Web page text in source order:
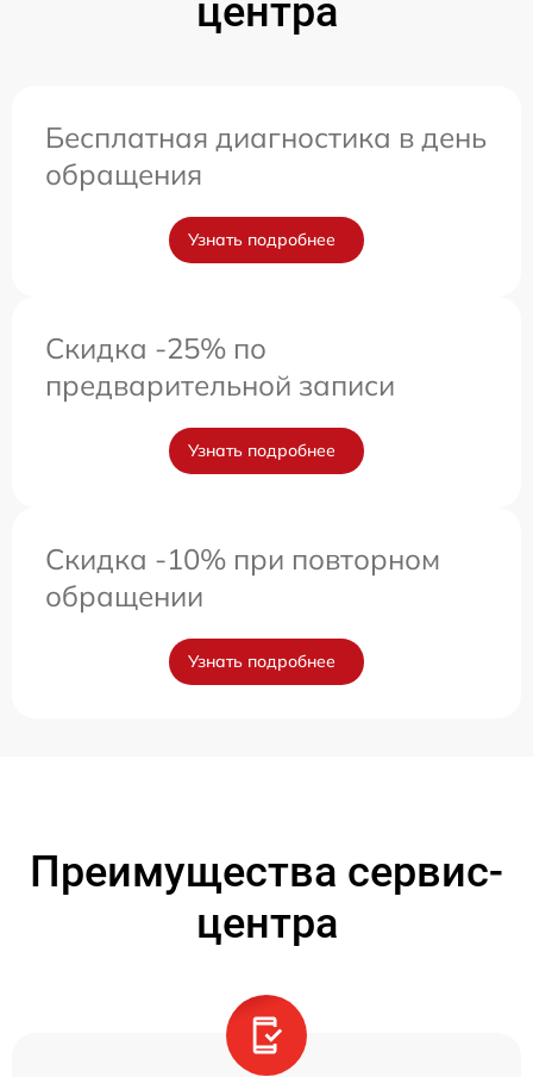
центра
Бесплатная диагностика в день
обращения
Узнать подробнее
Скидка -25% по
предварительной записи
Узнать подробнее
Скидка -10% при повторном
обращении
Узнать подробнее
Преимущества сервис-
центра